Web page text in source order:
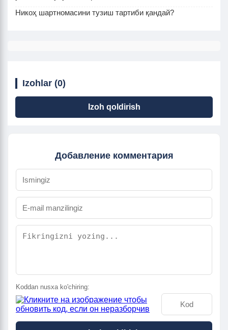
Никоҳ шартномасини тузиш тартиби қандай?
Izohlar (0)
Izoh qoldirish
Добавление комментария
Koddan nusxa ko'chiring: